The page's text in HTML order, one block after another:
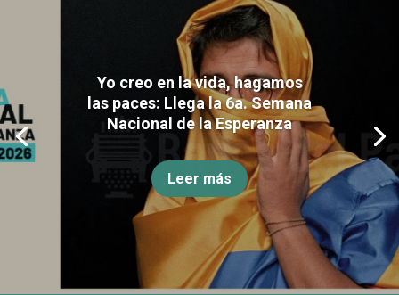
Yo creo en la vida, hagamos
las paces: Llega la 6a. Semana
Nacional de la Esperanza
Leer más